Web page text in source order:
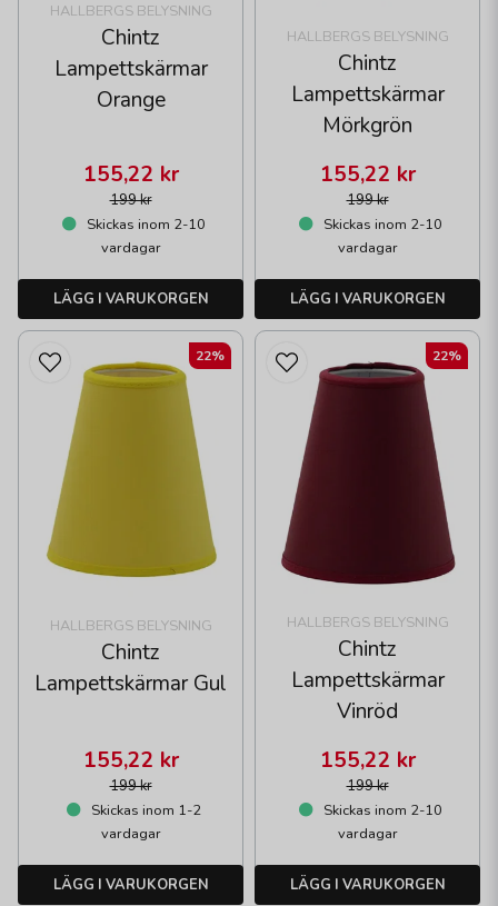
HALLBERGS BELYSNING
Chintz
Lampettskärmar
Orange
199 kr
155,22 kr
Skickas inom 2-10
vardagar
LÄGG I VARUKORGEN
HALLBERGS BELYSNING
Chintz
Lampettskärmar
Mörkgrön
199 kr
155,22 kr
Skickas inom 2-10
vardagar
LÄGG I VARUKORGEN
HALLBERGS BELYSNING
Chintz
Lampettskärmar Gul
199 kr
155,22 kr
Skickas inom 1-2
vardagar
LÄGG I VARUKORGEN
22%
HALLBERGS BELYSNING
Chintz
Lampettskärmar
Vinröd
199 kr
155,22 kr
Skickas inom 2-10
vardagar
LÄGG I VARUKORGEN
22%